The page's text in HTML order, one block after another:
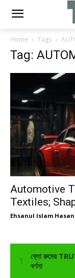
Home Tags
Tag:
Automotive
Textiles;
Ehsanul Islam Hasan